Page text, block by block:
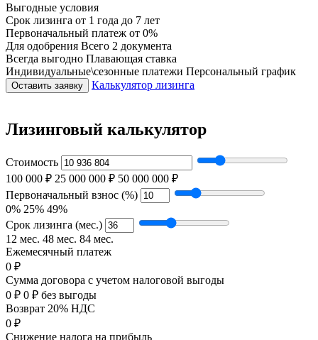
Выгодные условия
Срок лизинга от 1 года до 7 лет
Первоначальный платеж от 0%
Для одобрения Всего 2 документа
Всегда выгодно Плавающая ставка
Индивидуальные\сезонные платежи Персональный график
Оставить заявку Калькулятор лизинга
Лизинговый калькулятор
Стоимость
100 000 ₽ 25 000 000 ₽ 50 000 000 ₽
Первоначальный взнос (%)
0% 25% 49%
Срок лизинга (мес.)
12 мес. 48 мес. 84 мес.
Ежемесячный платеж
0 ₽
Сумма договора с учетом налоговой выгоды
0 ₽ 0 ₽ без выгоды
Возврат 20% НДС
0 ₽
Снижение налога на прибыль